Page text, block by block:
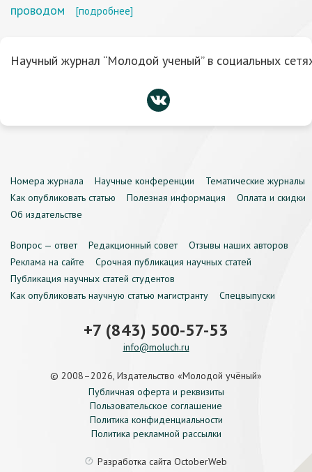
проводом
[подробнее]
Научный журнал “Молодой ученый” в социальных
Номера журнала Научные конференции
Тематические журналы
Как опубликовать статью
Полезная информация
Оплата и скидки
Об издательстве
Вопрос — ответ Редакционный совет
Отзывы наших авторов
Реклама на сайте
Срочная публикация научных статей
Публикация научных статей студентов
Как опубликовать научную статью магистранту
Спецвыпуски
+7 (843) 500-57-53
info@moluch.ru
© 2008–2026, Издательство «Молодой учёный»
Публичная оферта и реквизиты
Пользовательское соглашение
Политика конфиденциальности
Политика рекламной рассылки
Разработка сайта OctoberWeb